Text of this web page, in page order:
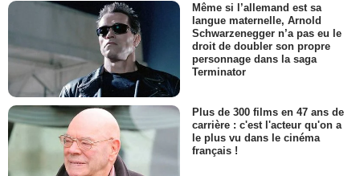
Même si l’allemand est sa
langue maternelle, Arnold
Schwarzenegger n’a pas eu le
droit de doubler son propre
personnage dans la saga
Terminator
Plus de 300 films en 47 ans de
carrière : c'est l'acteur qu'on a
le plus vu dans le cinéma
français !